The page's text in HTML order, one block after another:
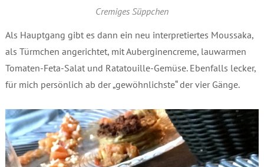
Cremiges Süppchen
Als Hauptgang gibt es dann ein neu interpretiertes Moussaka,
als Türmchen angerichtet, mit Auberginencreme, lauwarmen
Tomaten-Feta-Salat und Ratatouille-Gemüse. Ebenfalls lecker,
für mich persönlich ab der „gewöhnlichste“ der vier Gänge.